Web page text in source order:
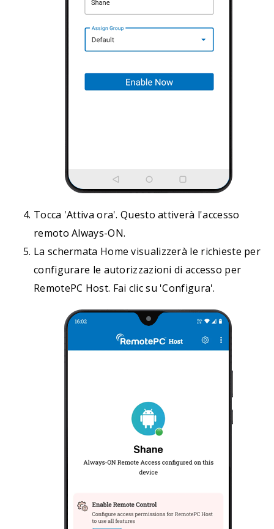
Tocca 'Attiva ora'. Questo attiverà l'accesso
remoto Always-ON.
La schermata Home visualizzerà le richieste per
configurare le autorizzazioni di accesso per
RemotePC Host. Fai clic su 'Configura'.